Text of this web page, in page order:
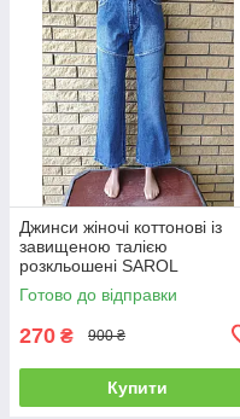
Джинси жіночі коттонові із
завищеною талією
розкльошені SAROL
Готово до відправки
270 ₴ 900 ₴
Купити